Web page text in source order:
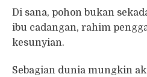
Di sana, pohon bukan
ibu cadangan, rahim
kesunyian.
Sebagian dunia mungkin